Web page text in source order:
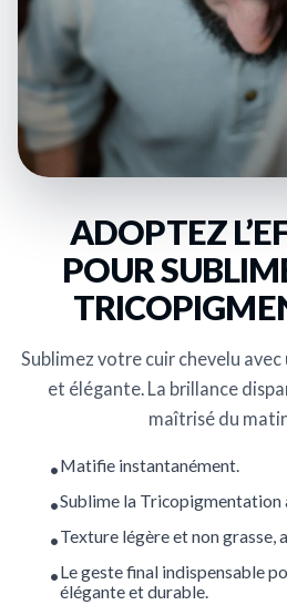
ADOPTEZ
POUR
Sublimez votre cuir chevelu
et élégante. La brillance
maîtrisé du
Matifie instantanément.
Sublime la Tricopigmentation
Texture légère et non grasse,
Le geste final indispensable
élégante et durable.